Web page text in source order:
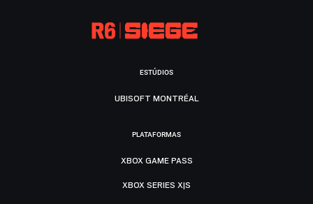
ESTÚDIOS
UBISOFT MONTRÉAL
PLATAFORMAS
XBOX GAME PASS
XBOX SERIES X|S